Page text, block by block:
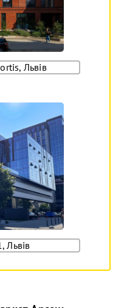
Львів
Львів